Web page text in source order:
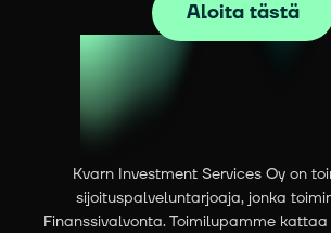
Aloita tästä
Kvarn Investment Services Oy on
sijoituspalveluntarjoaja, jonka
Finanssivalvonta. Toimilupamme